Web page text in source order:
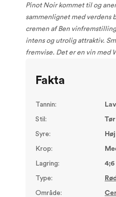
Pinot Noir kommet til og
sammenlignet med verdens
cremen af Ben
intens og utrolig attraktiv.
fremvise. Det er en vin med
Fakta
Tannin: Lav
Stil: Tør
Syre: Høj
Krop:
Lagring: 4;6
Type:
Område: